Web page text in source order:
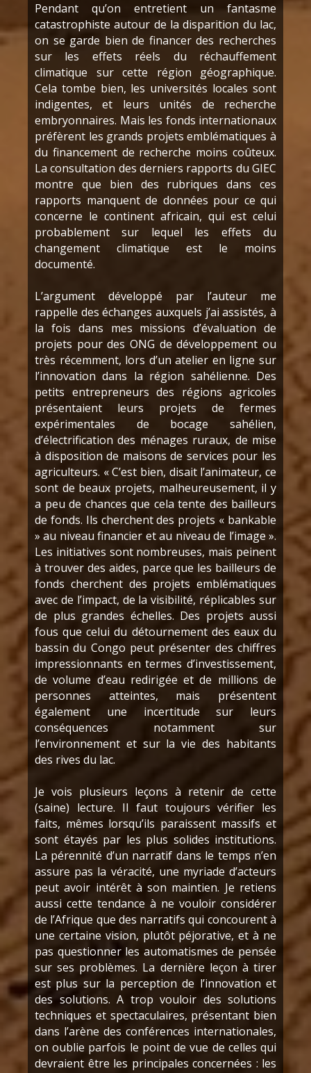
Pendant qu’on entretient un fantasme
catastrophiste autour de la disparition du lac,
on se garde bien de financer des recherches
sur les effets réels du réchauffement
climatique sur cette région géographique.
Cela tombe bien, les universités locales sont
indigentes, et leurs unités de recherche
embryonnaires. Mais les fonds internationaux
préfèrent les grands projets emblématiques à
du financement de recherche moins coûteux.
La consultation des derniers rapports du GIEC
montre que bien des rubriques dans ces
rapports manquent de données pour ce qui
concerne le continent africain, qui est celui
probablement sur lequel les effets du
changement climatique est le moins
documenté.
L’argument développé par l’auteur me
rappelle des échanges auxquels j’ai assistés, à
la fois dans mes missions d’évaluation de
projets pour des ONG de développement ou
très récemment, lors d’un atelier en ligne sur
l’innovation dans la région sahélienne. Des
petits entrepreneurs des régions agricoles
présentaient leurs projets de fermes
expérimentales de bocage sahélien,
d’électrification des ménages ruraux, de mise
à disposition de maisons de services pour les
agriculteurs. « C’est bien, disait l’animateur, ce
sont de beaux projets, malheureusement, il y
a peu de chances que cela tente des bailleurs
de fonds. Ils cherchent des projets « bankable
» au niveau financier et au niveau de l’image ».
Les initiatives sont nombreuses, mais peinent
à trouver des aides, parce que les bailleurs de
fonds cherchent des projets emblématiques
avec de l’impact, de la visibilité, réplicables sur
de plus grandes échelles. Des projets aussi
fous que celui du détournement des eaux du
bassin du Congo peut présenter des chiffres
impressionnants en termes d’investissement,
de volume d’eau redirigée et de millions de
personnes atteintes, mais présentent
également une incertitude sur leurs
conséquences notamment sur
l’environnement et sur la vie des habitants
des rives du lac.
Je vois plusieurs leçons à retenir de cette
(saine) lecture. Il faut toujours vérifier les
faits, mêmes lorsqu’ils paraissent massifs et
sont étayés par les plus solides institutions.
La pérennité d’un narratif dans le temps n’en
assure pas la véracité, une myriade d’acteurs
peut avoir intérêt à son maintien. Je retiens
aussi cette tendance à ne vouloir considérer
de l’Afrique que des narratifs qui concourent à
une certaine vision, plutôt péjorative, et à ne
pas questionner les automatismes de pensée
sur ses problèmes. La dernière leçon à tirer
est plus sur la perception de l’innovation et
des solutions. A trop vouloir des solutions
techniques et spectaculaires, présentant bien
dans l’arène des conférences internationales,
on oublie parfois le point de vue de celles qui
devraient être les principales concernées : les